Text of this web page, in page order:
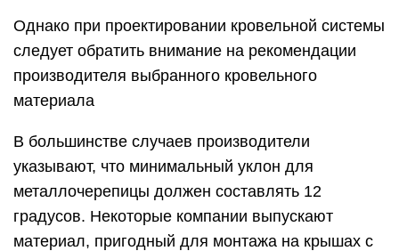
Однако при проектировании кровельной системы
следует обратить внимание на рекомендации
производителя выбранного кровельного
материала
В большинстве случаев производители
указывают, что минимальный уклон для
металлочерепицы должен составлять 12
градусов. Некоторые компании выпускают
материал, пригодный для монтажа на крышах с